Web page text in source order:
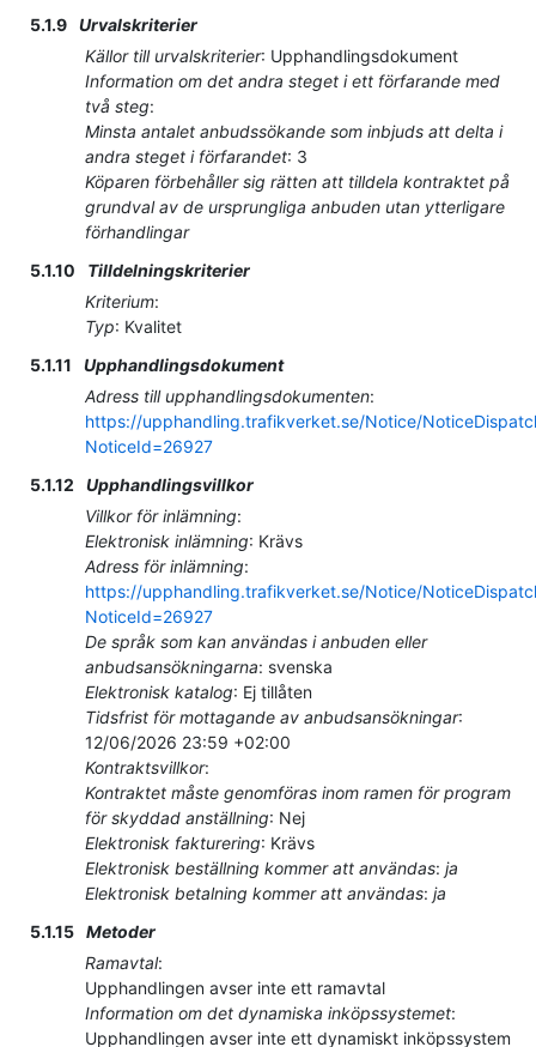
5.1.9 Urvalskriterier
Källor till urvalskriterier: Upphandlingsdokument
Information om det andra steget i ett förfarande med
två steg:
Minsta antalet anbudssökande som inbjuds att delta i
andra steget i förfarandet: 3
Köparen förbehåller sig rätten att tilldela kontraktet på
grundval av de ursprungliga anbuden utan ytterligare
förhandlingar
5.1.10
Tilldelningskriterier
Kriterium:
Typ: Kvalitet
5.1.11
Upphandlingsdokument
Adress till upphandlingsdokumenten:
https://upphandling.trafikverket.se/Notice/
NoticeId=26927
5.1.12
Upphandlingsvillkor
Villkor för inlämning:
Elektronisk inlämning: Krävs
Adress för inlämning:
https://upphandling.trafikverket.se/Notice/
NoticeId=26927
De språk som kan användas i anbuden eller
anbudsansökningarna: svenska
Elektronisk katalog: Ej tillåten
Tidsfrist för mottagande av anbudsansökningar:
12/06/2026 23:59 +02:00
Kontraktsvillkor:
Kontraktet måste genomföras inom ramen för program
för skyddad anställning: Nej
Elektronisk fakturering: Krävs
Elektronisk beställning kommer att användas: ja
Elektronisk betalning kommer att användas: ja
5.1.15 Metoder
Ramavtal:
Upphandlingen avser inte ett ramavtal
Information om det dynamiska inköpssystemet:
Upphandlingen avser inte ett dynamiskt inköpssystem